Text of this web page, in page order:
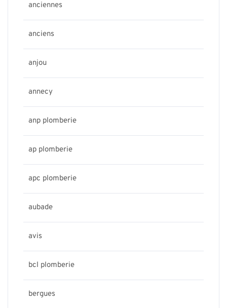
anciennes
anciens
anjou
annecy
anp plomberie
ap plomberie
apc plomberie
aubade
avis
bcl plomberie
bergues